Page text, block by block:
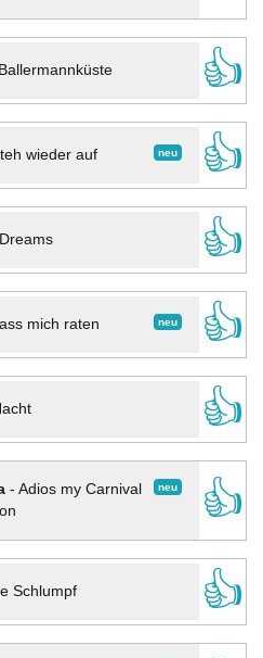
👍
neu
wieder auf
👍
👍
neu
mich raten
👍
👍
neu
- Adios my Carnival
👍
Schlumpf
👍